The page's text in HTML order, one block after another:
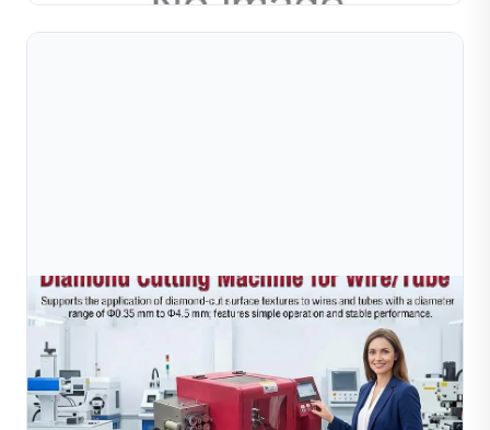
Jul 26, 2026
Giá Máy Cắt Kim Cương Cho Dây Và Ống: Hướng
Dẫn Chi Phí Đầy Đủ Cho Các Nhà Sản X
Hướng dẫn giá máy cắt kim cương cho dây và ống là cẩm
nang mua hàng thiết thực dành cho các nhà sản xuất